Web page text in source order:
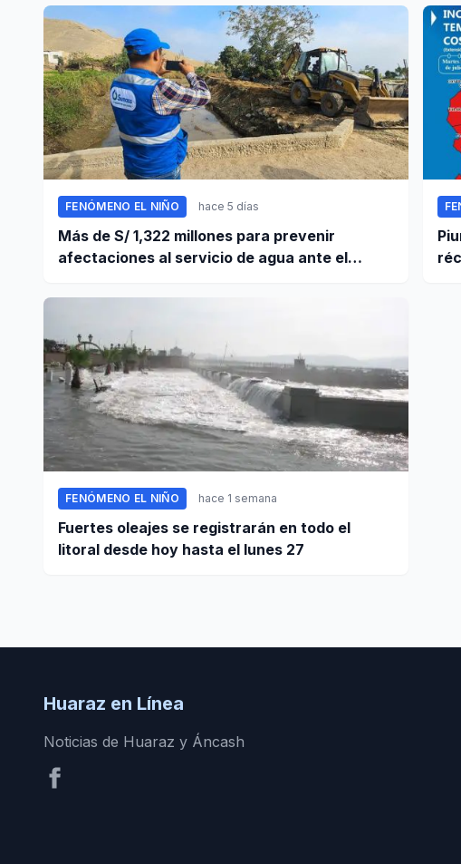
FENÓMENO EL NIÑO hace 5 días
Más de S/ 1,322 millones para prevenir
afectaciones al servicio de agua ante el
FENÓMENO EL NIÑO hace 1 semana
Fuertes oleajes se registrarán en todo el
litoral desde hoy hasta el lunes 27
Huaraz en Línea
Noticias de Huaraz y Áncash